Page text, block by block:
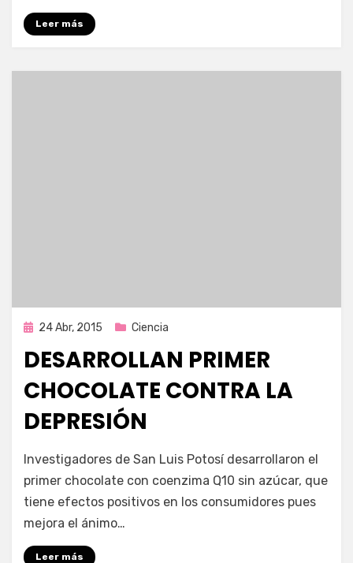
Leer más
Publicada
24 Abr, 2015 Ciencia
DESARROLLAN PRIMER
CHOCOLATE CONTRA LA
DEPRESIÓN
porEnrique
Investigadores de San Luis Potosí desarrollaron el
primer chocolate con coenzima Q10 sin azúcar, que
tiene efectos positivos en los consumidores pues
mejora el ánimo…
Leer más